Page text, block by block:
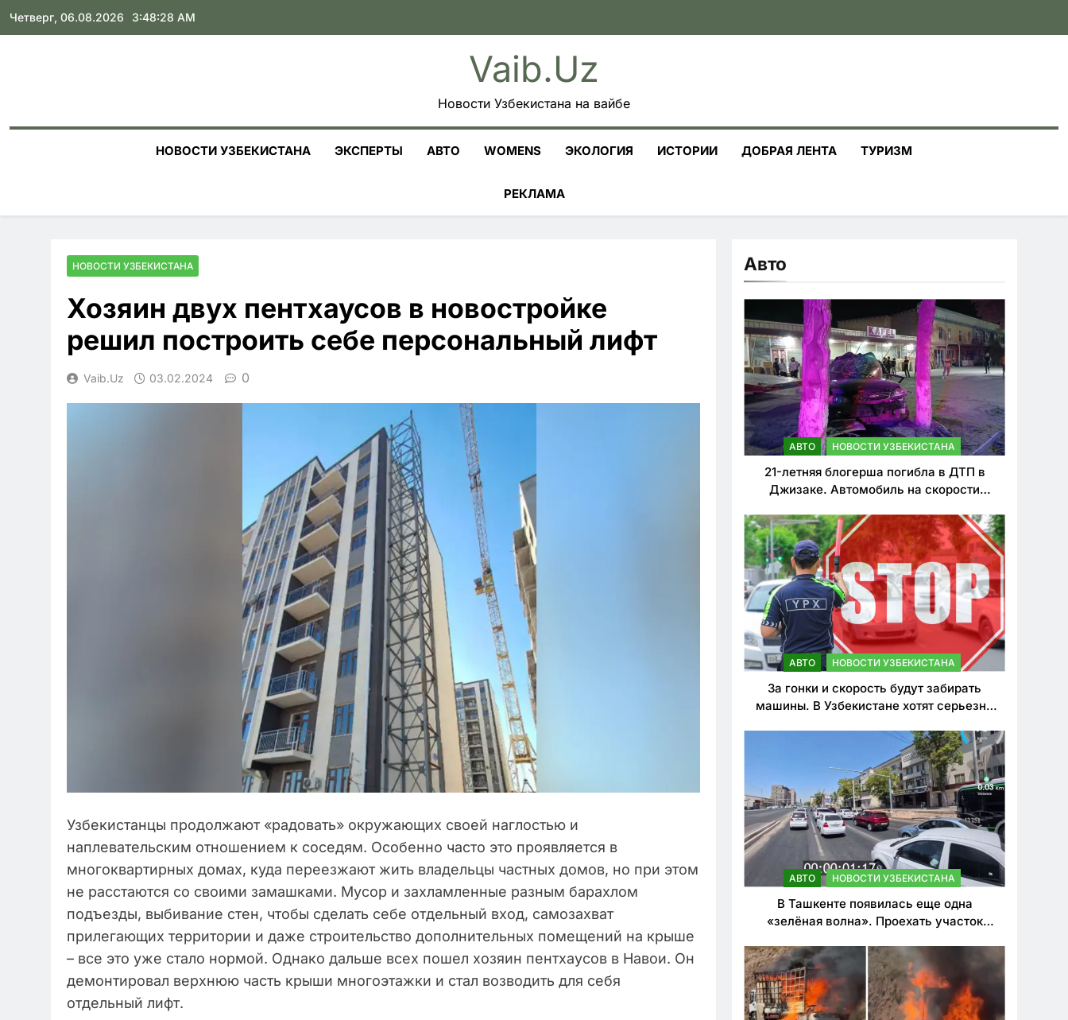
Skip
Четверг, 06.08.2026 3:48:29 AM
Vaib.uz
Новости Узбекистана на вайбе
НОВОСТИ УЗБЕКИСТАНА ЭКСПЕРТЫ АВТО WOMENS ЭКОЛОГИЯ ИСТОРИИ ДОБРАЯ ЛЕНТА ТУРИЗМ
РЕКЛАМА
НОВОСТИ УЗБЕКИСТАНА
Хозяин двух пентхаусов в новостройке
решил построить себе персональный лифт
Vaib.uz 03.02.2024 0
Узбекистанцы продолжают «радовать» окружающих своей наглостью и
наплевательским отношением к соседям. Особенно часто это проявляется в
многоквартирных домах, куда переезжают жить владельцы частных домов, но при этом
не расстаются со своими замашками. Мусор и захламленные разным барахлом
подъезды, выбивание стен, чтобы сделать себе отдельный вход, самозахват
прилегающих территории и даже строительство дополнительных помещений на крыше
– все это уже стало нормой. Однако дальше всех пошел хозяин пентхаусов в Навои. Он
демонтировал верхнюю часть крыши многоэтажки и стал возводить для себя
отдельный лифт.
Авто
АВТО НОВОСТИ УЗБЕКИСТАНА
21-летняя блогерша погибла в ДТП в
Джизаке. Автомобиль на скорости
АВТО НОВОСТИ УЗБЕКИСТАНА
За гонки и скорость будут забирать
машины. В Узбекистане хотят серьезно
АВТО НОВОСТИ УЗБЕКИСТАНА
В Ташкенте появилась еще одна
«зелёная волна». Проехать участок